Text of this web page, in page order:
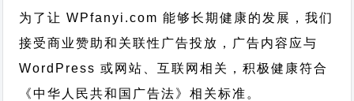
为了让 WPfanyi.com 能够长期健康的发展，我们
接受商业赞助和关联性广告投放，广告内容应与
WordPress 或网站、互联网相关，积极健康符合
《中华人民共和国广告法》相关标准。